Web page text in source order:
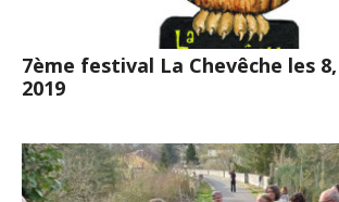
7ème festival La Chevêche les
2019